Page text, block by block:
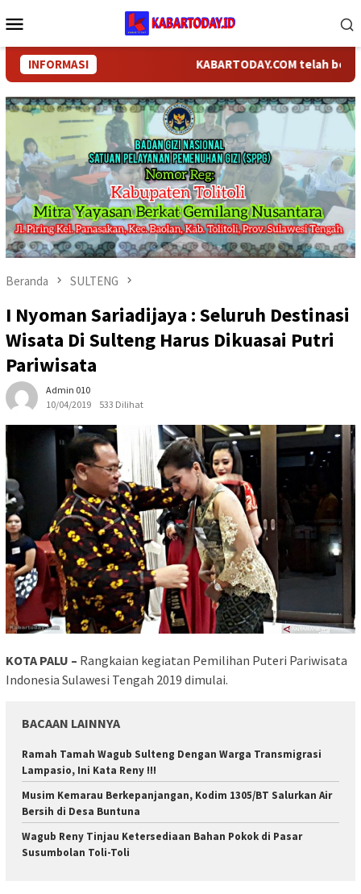
ke
Mobile
INFORMASI KABARTODAY.COM telah
Beranda SULTENG
I Nyoman Sariadijaya : Seluruh Destinasi
Wisata Di Sulteng Harus Dikuasai Putri
Pariwisata
Admin 010
10/04/2019
533 Dilihat
KOTA PALU – Rangkaian kegiatan Pemilihan Puteri Pariwisata
Indonesia Sulawesi Tengah 2019 dimulai.
BACAAN LAINNYA
Ramah Tamah Wagub Sulteng Dengan Warga Transmigrasi
Lampasio, Ini Kata Reny !!!
Musim Kemarau Berkepanjangan, Kodim 1305/BT Salurkan Air
Bersih di Desa Buntuna
Wagub Reny Tinjau Ketersediaan Bahan Pokok di Pasar
Susumbolan Toli-Toli